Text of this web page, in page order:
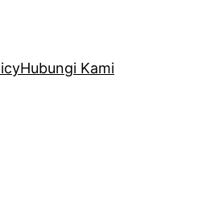
Hubungi Kami